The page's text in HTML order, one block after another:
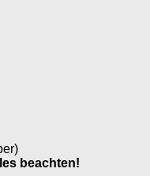
beachten!